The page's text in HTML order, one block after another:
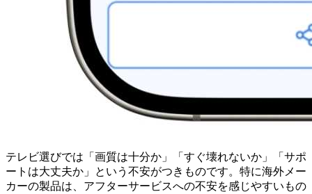
テレビ選びでは「画質は十分か」「すぐ壊れないか」「サポ
ートは大丈夫か」という不安がつきものです。特に海外メー
カーの製品は、アフターサービスへの不安を感じやすいもの